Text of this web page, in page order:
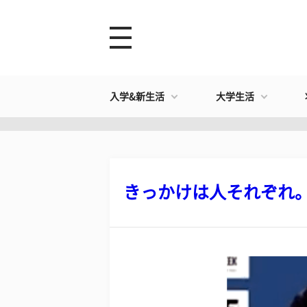
入学&新生活 大学生活
きっかけは人それぞれ